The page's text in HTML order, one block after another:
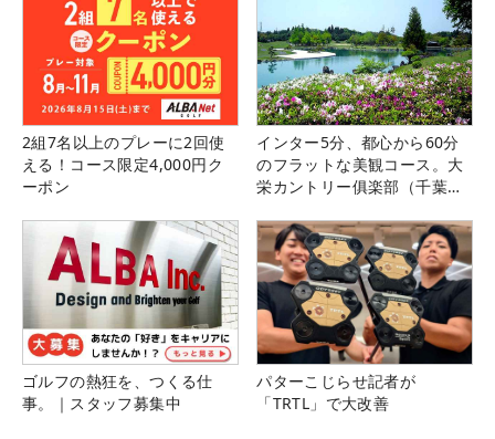
2組7名以上のプレーに2回使
える！コース限定4,000円ク
ーポン
インター5分、都心から60分
のフラットな美観コース。大
栄カントリー俱楽部（千葉
ゴルフの熱狂を、つくる仕
事。｜スタッフ募集中
パターこじらせ記者が
「TRTL」で大改善